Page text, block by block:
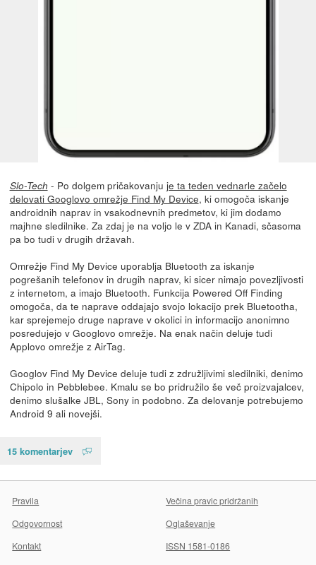
Slo-Tech - Po dolgem pričakovanju je ta teden vednarle začelo
delovati Googlovo omrežje Find My Device, ki omogoča iskanje
androidnih naprav in vsakodnevnih predmetov, ki jim dodamo
majhne sledilnike. Za zdaj je na voljo le v ZDA in Kanadi, sčasoma
pa bo tudi v drugih državah.
Omrežje Find My Device uporablja Bluetooth za iskanje
pogrešanih telefonov in drugih naprav, ki sicer nimajo povezljivosti
z internetom, a imajo Bluetooth. Funkcija Powered Off Finding
omogoča, da te naprave oddajajo svojo lokacijo prek Bluetootha,
kar sprejemejo druge naprave v okolici in informacijo anonimno
posredujejo v Googlovo omrežje. Na enak način deluje tudi
Applovo omrežje z AirTag.
Googlov Find My Device deluje tudi z združljivimi sledilniki, denimo
Chipolo in Pebblebee. Kmalu se bo pridružilo še več proizvajalcev,
denimo slušalke JBL, Sony in podobno. Za delovanje potrebujemo
Android 9 ali novejši.
15 komentarjev
Pravila
Večina pravic pridržanih
Odgovornost
Oglaševanje
Kontakt
ISSN 1581-0186